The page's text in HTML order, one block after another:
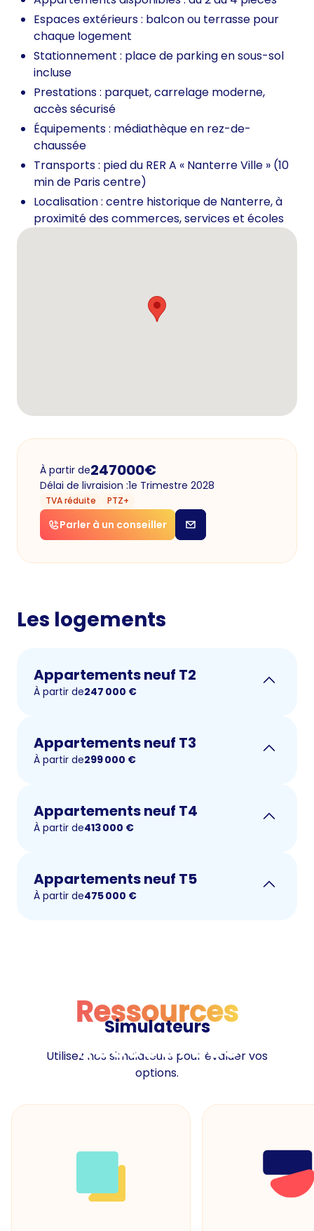
Espaces extérieurs : balcon ou terrasse pour
chaque logement
Stationnement : place de parking en sous-sol
incluse
Prestations : parquet, carrelage moderne,
accès sécurisé
Équipements : médiathèque en rez-de-
chaussée
Transports : pied du RER A « Nanterre Ville » (10
min de Paris centre)
Localisation : centre historique de Nanterre, à
proximité des commerces, services et écoles
À partir de247000€
Délai de livraision :1e Trimestre 2028
TVA réduite PTZ+
Parler à un conseiller
Les logements
Appartements neuf T2
À partir de247 000 €
Appartements neuf T3
À partir de299 000 €
Appartements neuf T4
À partir de413 000 €
Appartements neuf T5
À partir de475 000 €
Ressources
Ressources
Simulateurs
Utilisez nos simulateurs pour évaluer vos
options.